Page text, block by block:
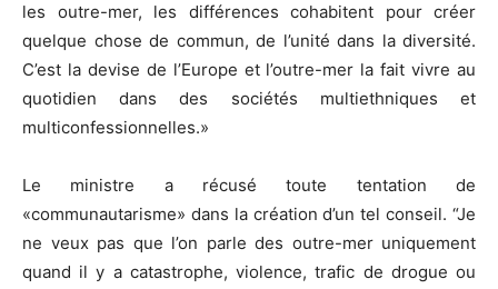
les outre-mer, les différences cohabitent pour créer
quelque chose de commun, de l’unité dans la diversité.
C’est la devise de l’Europe et l’outre-mer la fait vivre au
quotidien dans des sociétés multiethniques et
multiconfessionnelles.»
Le ministre a récusé toute tentation de
«communautarisme» dans la création d’un tel conseil. “Je
ne veux pas que l’on parle des outre-mer uniquement
quand il y a catastrophe, violence, trafic de drogue ou